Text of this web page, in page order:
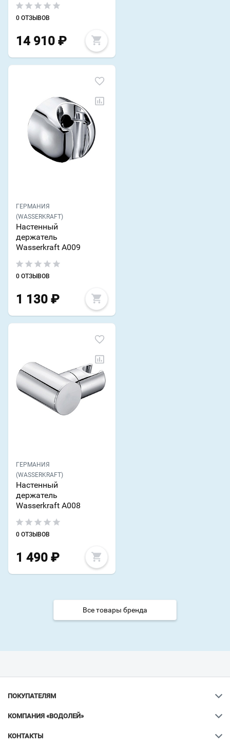
0 ОТЗЫВОВ
14 910 ₽
ГЕРМАНИЯ
(WASSERKRAFT)
Настенный
держатель
Wasserkraft A009
0 ОТЗЫВОВ
1 130 ₽
ГЕРМАНИЯ
(WASSERKRAFT)
Настенный
держатель
Wasserkraft A008
0 ОТЗЫВОВ
1 490 ₽
Все товары бренда
ПОКУПАТЕЛЯМ
КОМПАНИЯ «ВОДОЛЕЙ»
КОНТАКТЫ